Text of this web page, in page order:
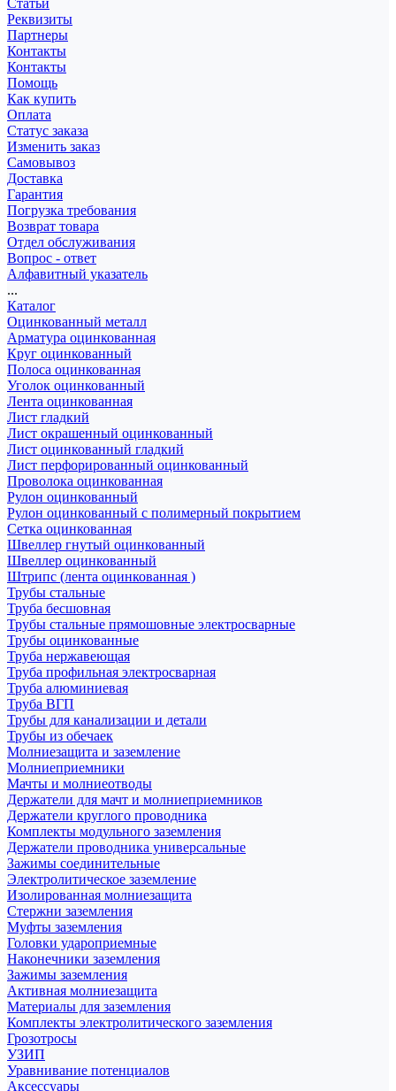
Статьи
Реквизиты
Партнеры
Контакты
Контакты
Помощь
Как купить
Оплата
Статус заказа
Изменить заказ
Самовывоз
Доставка
Гарантия
Погрузка требования
Возврат товара
Отдел обслуживания
Вопрос - ответ
Алфавитный указатель
...
Каталог
Оцинкованный металл
Арматура оцинкованная
Круг оцинкованный
Полоса оцинкованная
Уголок оцинкованный
Лента оцинкованная
Лист гладкий
Лист окрашенный оцинкованный
Лист оцинкованный гладкий
Лист перфорированный оцинкованный
Проволока оцинкованная
Рулон оцинкованный
Рулон оцинкованный с полимерный покрытием
Сетка оцинкованная
Швеллер гнутый оцинкованный
Швеллер оцинкованный
Штрипс (лента оцинкованная )
Трубы стальные
Труба бесшовная
Трубы стальные прямошовные электросварные
Трубы оцинкованные
Труба нержавеющая
Труба профильная электросварная
Труба алюминиевая
Труба ВГП
Трубы для канализации и детали
Трубы из обечаек
Молниезащита и заземление
Молниеприемники
Мачты и молниеотводы
Держатели для мачт и молниеприемников
Держатели круглого проводника
Комплекты модульного заземления
Держатели проводника универсальные
Зажимы соединительные
Электролитическое заземление
Изолированная молниезащита
Стержни заземления
Муфты заземления
Головки удароприемные
Наконечники заземления
Зажимы заземления
Активная молниезащита
Материалы для заземления
Комплекты электролитического заземления
Грозотросы
УЗИП
Уравнивание потенциалов
Аксессуары